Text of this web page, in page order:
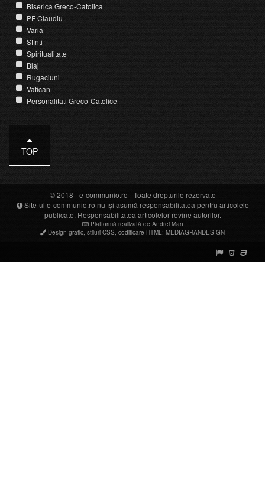
Biserica Greco-Catolica
PF Claudiu
Varia
Sfinti
Spiritualitate
Blaj
Rugaciuni
Vatican
Personalitati Greco-Catolice
TOP
© 2018 -e-communio.ro - Toate drepturile rezervate
Site-ul e-communio.ro nu își asumă responsabilitatea pentru articolele
publicate. Responsabilitatea articolelor revine autorilor.
Platformă realizată de Andrei Man
Design grafic, stiluri CSS, codificare HTML: MEDIAGRANDESIGN